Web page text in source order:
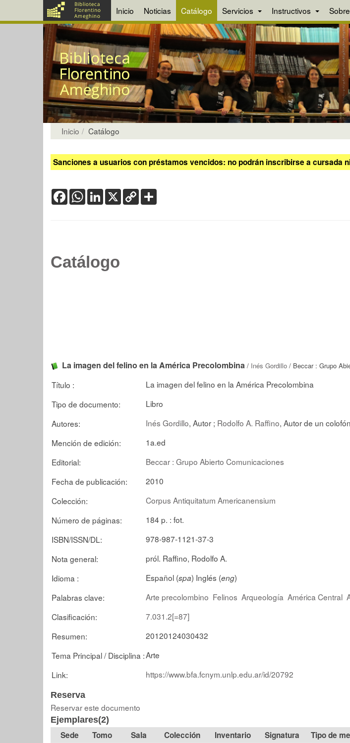
Inicio Noticias Catálogo Servicios Instructivos
Inicio Catálogo
Sanciones a usuarios con préstamos vencidos: no podrán inscribirse a cursada
FacebookWhatsApp
LinkedIn
X Copy
Link
Catálogo
La imagen del felino en la América Precolombina / Inés Gordillo / Beccar : Grupo
Título :
La imagen del felino en la América Precolombina
Tipo de documento:
Libro
Autores:
Inés Gordillo, Autor ; Rodolfo A. Raffino, Autor de un
Mención de edición:
1a.ed
Editorial:
Beccar : Grupo Abierto Comunicaciones
Fecha de publicación:
2010
Colección:
Corpus Antiquitatum Americanensium
Número de páginas:
184 p. : fot.
ISBN/ISSN/DL:
978-987-1121-37-3
Nota general:
pról. Raffino, Rodolfo A.
Idioma :
Español (spa) Inglés (eng)
Palabras clave:
Arte precolombino Felinos Arqueología América Central
Clasificación:
7.031.2[=87]
Resumen:
20120124030432
Tema Principal / Disciplina :Arte
Link:
https://www.bfa.fcnym.unlp.edu.ar/id/20792
Reserva
Reservar este documento
Ejemplares(2)
Tomo Sala Colección Signatura Tipo de